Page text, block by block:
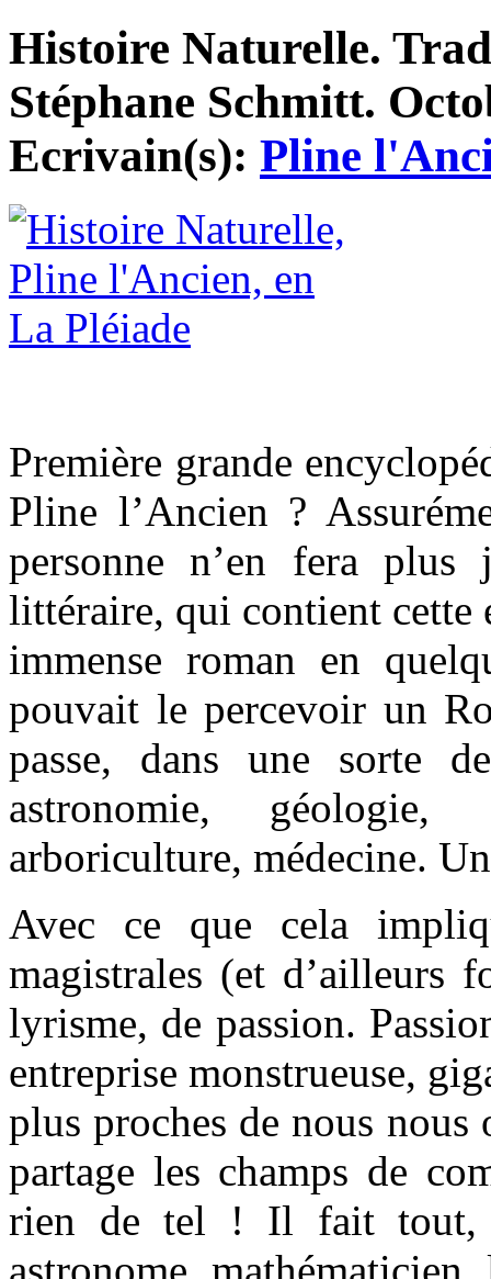
Histoire Naturelle.
Stéphane Schmitt.
Ecrivain(s): Pline
Première grande
Pline l’Ancien ?
personne n’en fera plus
littéraire, qui contient cette
immense roman en
pouvait le percevoir un
passe, dans une sorte
astronomie, géologie,
arboriculture, médecine.
Avec ce que cela
magistrales (et d’ailleurs
lyrisme, de passion.
entreprise monstrueuse,
plus proches de nous
partage les champs de
rien de tel ! Il fait tout,